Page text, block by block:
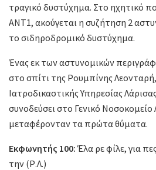
τραγικό δυστύχημα. Στο ηχητικό
ΑΝΤ1, ακούγεται η συζήτηση 2
το σιδηροδρομικό δυστύχημα.
Ένας εκ των αστυνομικών
στο σπίτι της Ρουμπίνης
Ιατροδικαστικής Υπηρεσίας
συνοδεύσει στο Γενικό
μεταφέρονταν τα πρώτα θύματα.
Εκφωνητής 100: Έλα ρε φίλε, για
την (Ρ.Λ.)